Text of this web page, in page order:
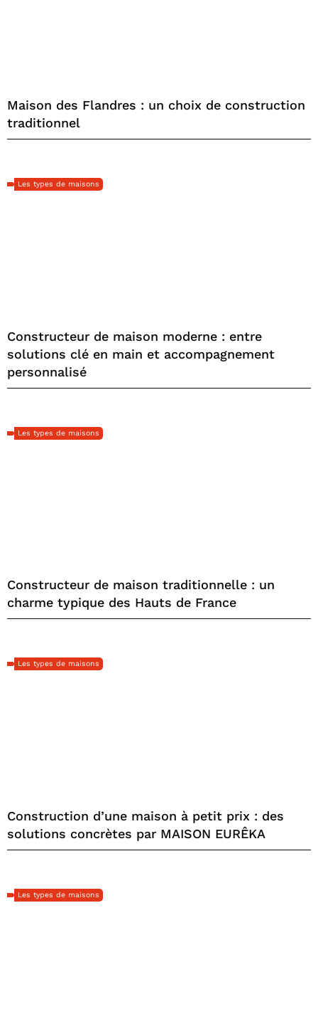
Maison des Flandres : un choix de construction
traditionnel
Les types de maisons
Constructeur de maison moderne : entre
solutions clé en main et accompagnement
personnalisé
Les types de maisons
Constructeur de maison traditionnelle : un
charme typique des Hauts de France
Les types de maisons
Construction d’une maison à petit prix : des
solutions concrètes par MAISON EURÊKA
Les types de maisons